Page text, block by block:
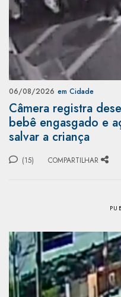
06/08/2026 em Cidade
Câmera registra
bebê engasgado e
salvar a criança
(15) COMPARTILHAR